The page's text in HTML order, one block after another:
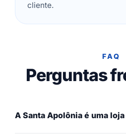
cliente.
FAQ
Perguntas
A Santa Apolônia é uma